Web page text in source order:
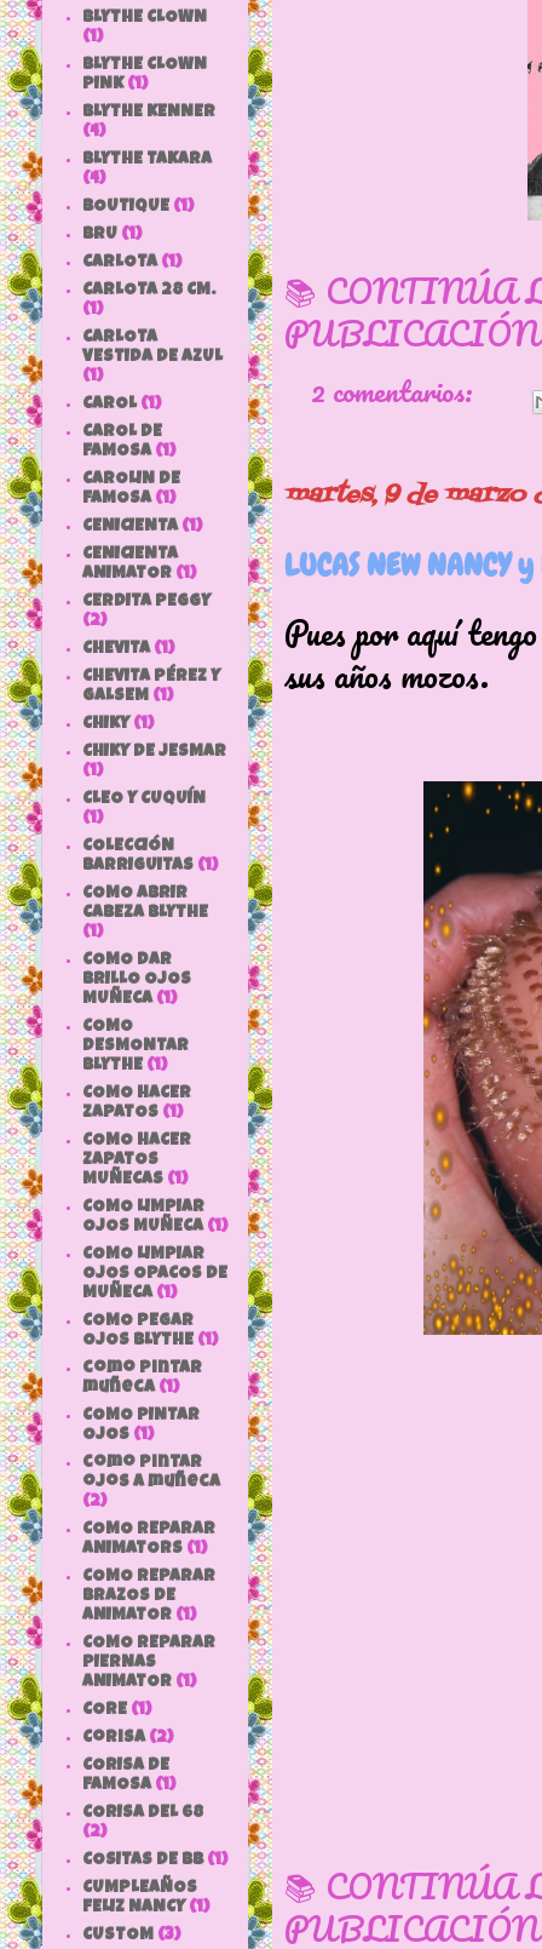
📚 CONTINÚA
2 comentarios:
martes, 9 de marzo
LUCAS NEW NANCY
Pues por aquí
sus años mozos.
📚 CONTINÚA
BLYTHE CLOWN
(1)
BLYTHE CLOWN
PINK (1)
BLYTHE KENNER
(4)
BLYTHE TAKARA
(4)
BOUTIQUE (1)
BRU (1)
CARLOTA (1)
CARLOTA 28 CM.
(1)
CARLOTA
VESTIDA DE AZUL
(1)
CAROL (1)
CAROL DE
FAMOSA (1)
CAROLIN DE
FAMOSA (1)
CENICIENTA (1)
CENICIENTA
ANIMATOR (1)
CERDITA PEGGY
(2)
CHEVITA (1)
CHEVITA PÉREZ Y
GALSEM (1)
CHIKY (1)
CHIKY DE JESMAR
(1)
CLEO Y CUQUÍN
(1)
COLECCIÓN
BARRIGUITAS (1)
COMO ABRIR
CABEZA BLYTHE
(1)
COMO DAR
BRILLO OJOS
MUÑECA (1)
COMO
DESMONTAR
BLYTHE (1)
COMO HACER
ZAPATOS (1)
COMO HACER
ZAPATOS
MUÑECAS (1)
COMO LIMPIAR
OJOS MUÑECA (1)
COMO LIMPIAR
OJOS OPACOS DE
MUÑECA (1)
COMO PEGAR
OJOS BLYTHE (1)
como pintar
muñeca (1)
COMO PINTAR
OJOS (1)
como pintar
ojos a muñeca
(2)
COMO REPARAR
ANIMATORS (1)
COMO REPARAR
BRAZOS DE
ANIMATOR (1)
COMO REPARAR
PIERNAS
ANIMATOR (1)
CORE (1)
Corisa (2)
CORISA DE
FAMOSA (1)
CORISA DEL 68
(2)
COSITAS DE bb (1)
CUMPLEAÑOS
FELIZ NANCY (1)
CUSTOM (3)